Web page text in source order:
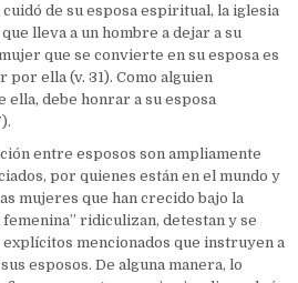
de su esposa espiritual, la iglesia
lleva a un hombre a dejar a su
que se convierte en su esposa es
ella (v. 31). Como alguien
debe honrar a su esposa
entre esposos son ampliamente
por quienes están en el mundo y
mujeres que han crecido bajo la
ridiculizan, detestan y se
mencionados que instruyen a
esposos. De alguna manera, lo